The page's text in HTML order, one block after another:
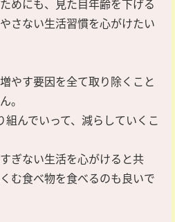
めにも、見た目年齢を下げる
さない生活習慣を心がけたい
やす要因を全て取り除くこと
。
んでいって、減らしていくこ
ぎない生活を心がけると共
む食べ物を食べるのも良いで